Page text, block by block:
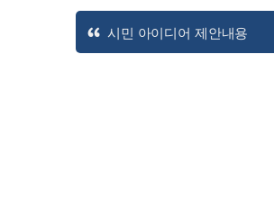
시민 아이디어 제안내용